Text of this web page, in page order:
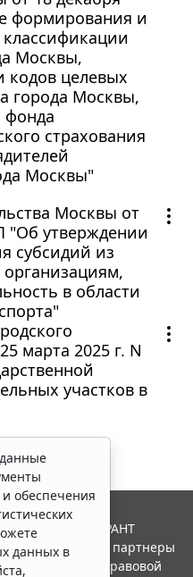
формирования и
Москвы,
кодов целевых
города Москвы,
фонда
страхования
Москвы"
Москвы от
"Об утверждении
субсидий из
в области
марта 2025 г. N
участков в
обеспечения
данных в
Система ГАРАНТ
"Гарант" и ее партнеры
ассоциации правовой